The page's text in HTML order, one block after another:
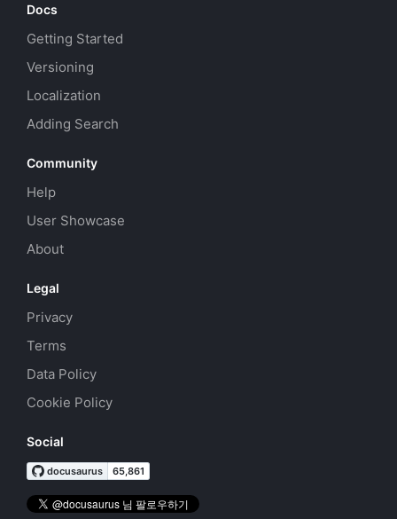
Docs
Getting Started
Versioning
Localization
Adding Search
Community
Help
User Showcase
About
Legal
Privacy
Terms
Data Policy
Cookie Policy
Social